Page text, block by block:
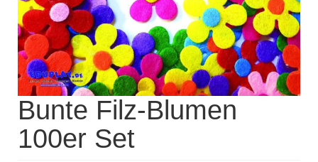
Kontakt
Log In / Mein Konto
Products
search
Bunte Filz-Blumen
100er Set